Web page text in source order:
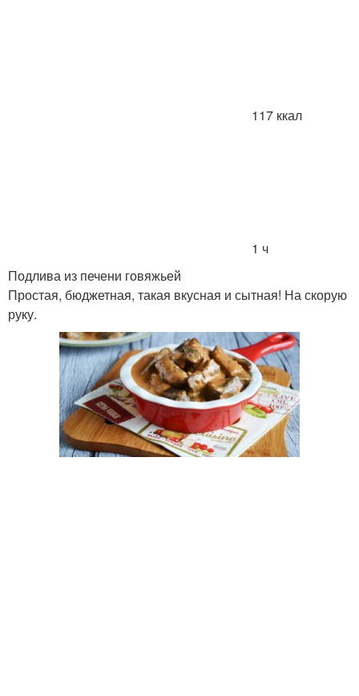
117 ккал
1 ч
Подлива из печени говяжьей
Простая, бюджетная, такая вкусная и сытная! На скорую
руку.